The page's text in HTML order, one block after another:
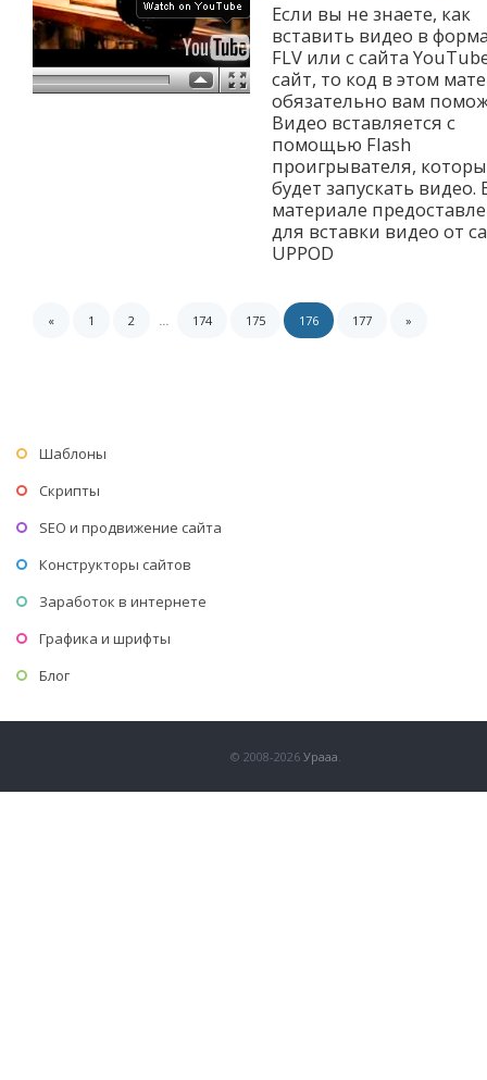
Если вы не знаете, как
вставить видео в
FLV или с сайта
сайт, то код в этом
обязательно вам
Видео вставляется с
помощью Flash
проигрывателя,
будет запускать видео.
материале
для вставки видео от
UPPOD
« 1 2 ... 174 175 176 177 »
Шаблоны
Скрипты
SEO и продвижение сайта
Конструкторы сайтов
Заработок в интернете
Графика и шрифты
Блог
© 2008-2026Урааа.